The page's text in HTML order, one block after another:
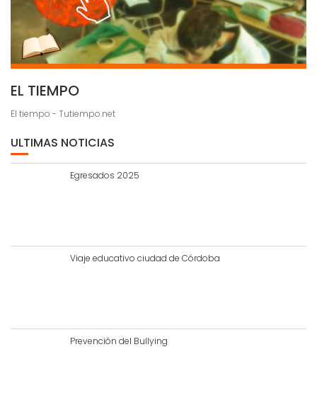
EL TIEMPO
El tiempo - Tutiempo.net
ULTIMAS NOTICIAS
Egresados 2025
Viaje educativo ciudad de Córdoba
Prevención del Bullying